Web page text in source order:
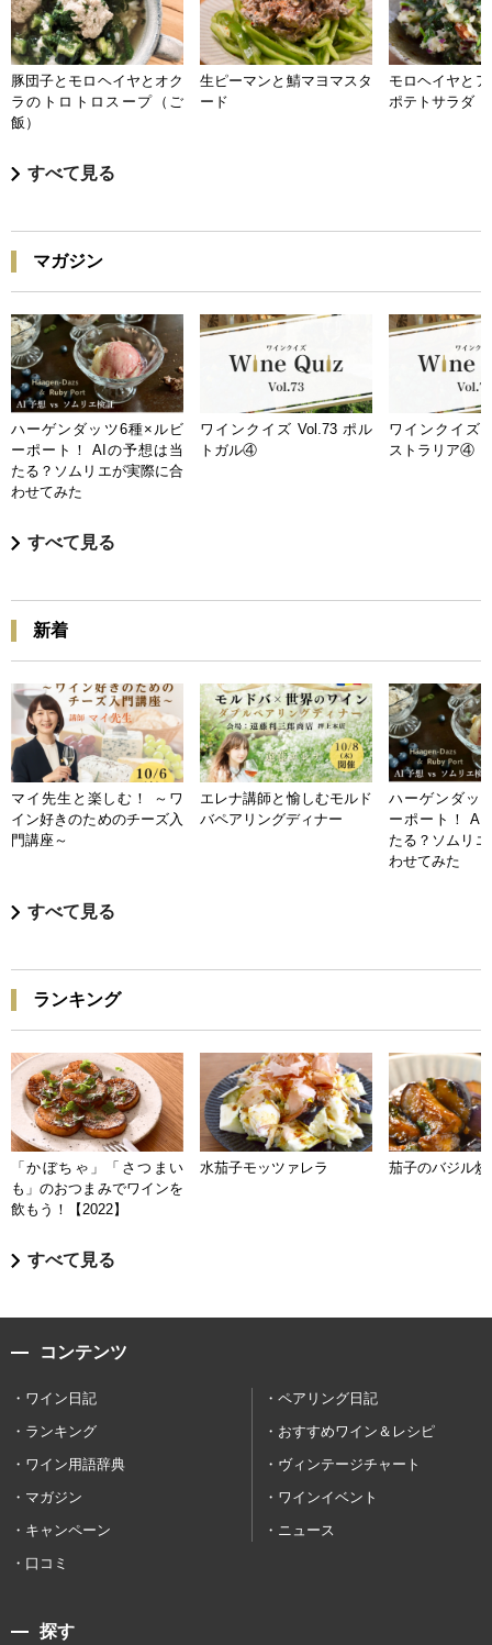
豚団子とモロヘイヤとオク
ラのトロトロスープ（ご
飯）
生ピーマンと鯖マヨマスタ
ード
モロヘイヤと
ポテトサラダ
すべて見る
マガジン
ハーゲンダッツ6種×ルビ
ーポート！ AIの予想は当
たる？ソムリエが実際に合
わせてみた
ワインクイズ Vol.73 ポル
トガル④
ワインクイズ
ストラリア④
すべて見る
新着
マイ先生と楽しむ！ ～ワ
イン好きのためのチーズ入
門講座～
エレナ講師と愉しむモルド
バペアリングディナー
ハーゲンダッ
ーポート！ AI
たる？ソムリ
わせてみた
すべて見る
ランキング
「かぼちゃ」「さつまい
も」のおつまみでワインを
飲もう！【2022】
水茄子モッツァレラ 茄子のバジル炒
すべて見る
コンテンツ
ワイン日記
ペアリング日記
ランキング
おすすめワイン＆レシピ
ワイン用語辞典
ヴィンテージチャート
マガジン
ワインイベント
キャンペーン
ニュース
口コミ
探す